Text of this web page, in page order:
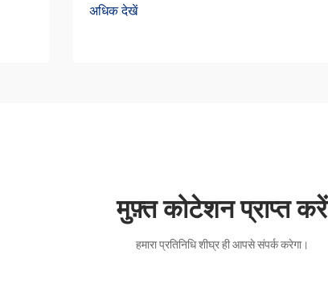
अधिक देखें
मुफ़्त कोटेशन प्राप्त करें
हमारा प्रतिनिधि शीघ्र ही आपसे संपर्क करेगा।